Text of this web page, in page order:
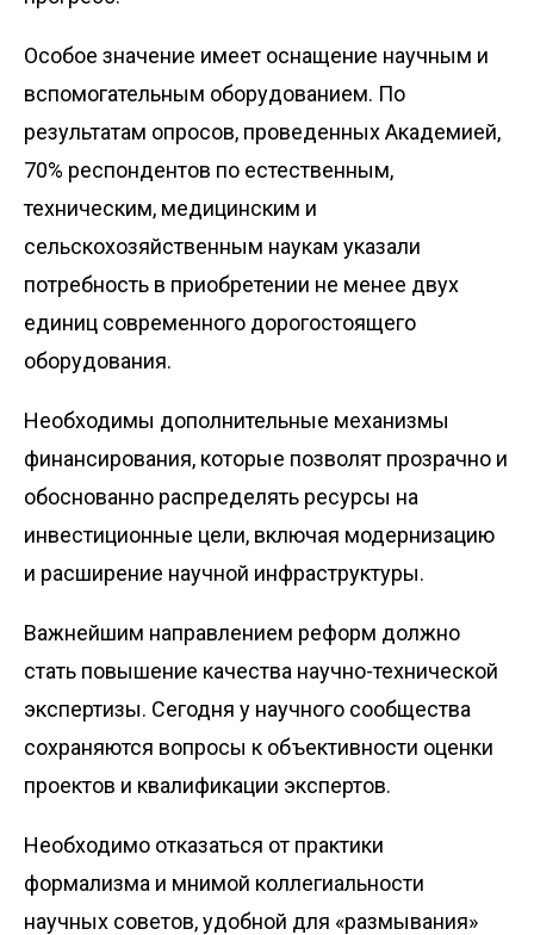
Особое значение имеет оснащение научным и
вспомогательным оборудованием. По
результатам опросов, проведенных Академией,
70% респондентов по естественным,
техническим, медицинским и
сельскохозяйственным наукам указали
потребность в приобретении не менее двух
единиц современного дорогостоящего
оборудования.
Необходимы дополнительные механизмы
финансирования, которые позволят прозрачно и
обоснованно распределять ресурсы на
инвестиционные цели, включая модернизацию
и расширение научной инфраструктуры.
Важнейшим направлением реформ должно
стать повышение качества научно-технической
экспертизы. Сегодня у научного сообщества
сохраняются вопросы к объективности оценки
проектов и квалификации экспертов.
Необходимо отказаться от практики
формализма и мнимой коллегиальности
научных советов, удобной для «размывания»